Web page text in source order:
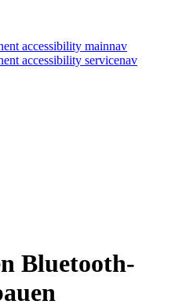
accessibility mainnav
accessibility servicenav
Bluetooth-